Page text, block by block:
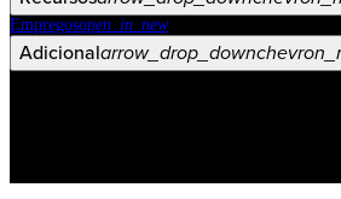
Empregosopen_in_new
Adicionalarrow_drop_down